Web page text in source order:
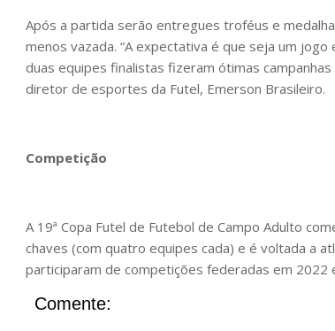
Após a partida serão entregues troféus e
menos vazada. “A expectativa é que seja um
duas equipes finalistas fizeram ótimas
diretor de esportes da Futel, Emerson Brasileiro.
Competição
A 19ª Copa Futel de Futebol de Campo Adulto
chaves (com quatro equipes cada) e é voltada a
participaram de competições federadas em 2022
Comente: